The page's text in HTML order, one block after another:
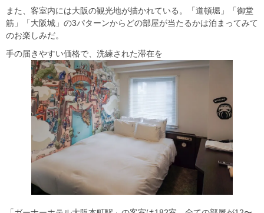
また、客室内には大阪の観光地が描かれている。「道頓堀」「御堂
筋」「大阪城」の3パターンからどの部屋が当たるかは泊まってみて
のお楽しみだ。
手の届きやすい価格で、洗練された滞在を